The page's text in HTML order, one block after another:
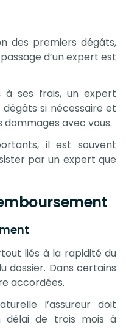
des premiers dégâts,
passage d’un expert est
à ses frais, un expert
si nécessaire et
avec vous.
il est souvent
par un expert que
liés à la rapidité du
dossier. Dans certains
accordées.
l’assureur doit
délai de trois mois à